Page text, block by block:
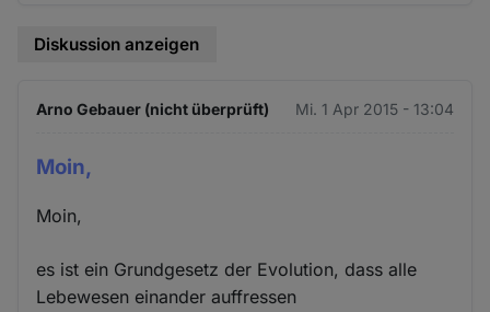
Diskussion anzeigen
Arno Gebauer (nicht überprüft) Mi. 1 Apr 2015 - 13:04
Moin,
Moin,
es ist ein Grundgesetz der Evolution, dass alle
Lebewesen einander auffressen